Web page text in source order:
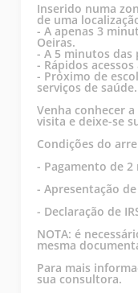
Inserido numa
de uma
- A apenas 3
Oeiras.
- A 5 minutos das
- Rápidos acessos
- Próximo de
serviços de saúde.
Venha conhecer
visita e deixe-se
Condições do
- Pagamento de 2
- Apresentação
- Declaração de
NOTA: é
mesma
Para mais
sua consultora.